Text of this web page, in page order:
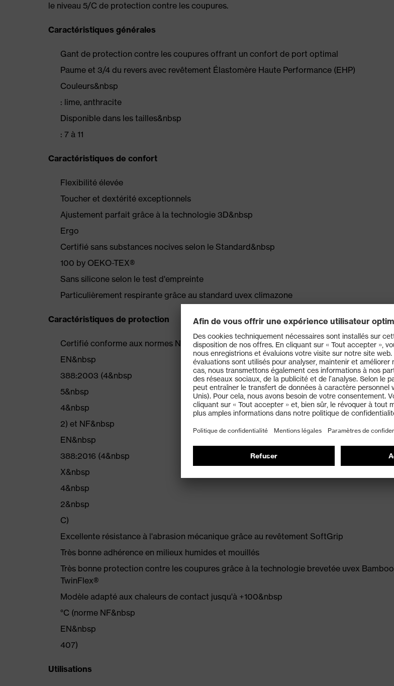
le niveau 5/C de protection contre les coupures.
Caractéristiques générales
Gant de protection contre les coupures offrant un confort de port optimal
Paume et 3/4 du revers avec revêtement Élastomère Haute Performance (EHP)
Couleurs&nbsp
: lime, anthracite
Disponible dans les tailles&nbsp
: 7 à 11
Caractéristiques de confort
Flexibilité élevée
Toucher et dextérité exceptionnels
Ajustement parfait grâce à la technologie 3D&nbsp
Ergo
Certifié sans substances nocives selon le Standard&nbsp
100 by OEKO-TEX®
Sans silicone selon le test d'empreinte
Particulièrement respirante grâce au standard uvex climazone
Caractéristiques de protection
Certifié conforme aux normes NF&nbsp
EN&nbsp
388:2003 (4&nbsp
5&nbsp
4&nbsp
2) et NF&nbsp
EN&nbsp
388:2016 (4&nbsp
X&nbsp
4&nbsp
2&nbsp
C)
Excellente résistance à l'abrasion mécanique grâce au revêtement SoftGrip
Très bonne adhérence en milieux humides et mouillés
Très bonne protection contre les coupures grâce à la technologie brevetée uvex Bamboo
TwinFlex®
Modèle adapté aux chaleurs de contact jusqu'à +100&nbsp
°C (norme NF&nbsp
EN&nbsp
407)
Utilisations